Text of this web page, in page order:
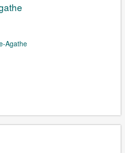
Agathe